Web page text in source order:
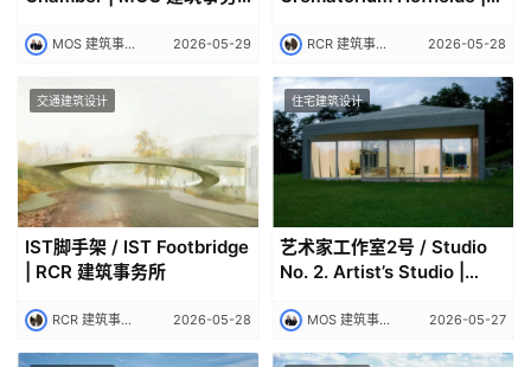
MOS 建筑事务所｜MOS 2026-05-29 RCR 建筑事务所｜RCR Arquitectes 2026-05-28
交通建筑设计
IST脚手架 / IST Footbridge
| RCR 建筑事务所
RCR 建筑事务所｜RCR Arquitectes 2026-05-28
住宅建筑设计
艺术家工作室2号 / Studio
No. 2. Artist’s Studio |
MOS 建筑事务所｜MOS 2026-05-27